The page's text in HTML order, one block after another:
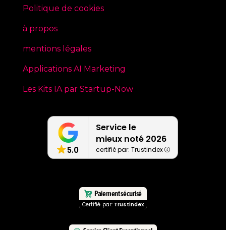
Politique de cookies
à propos
mentions légales
Applications AI Marketing
Les Kits IA par Startup-Now
5.0
Service le
mieux noté 2026
certifié par: Trustindex
Paiement sécurisé
Certifié par: Trustindex